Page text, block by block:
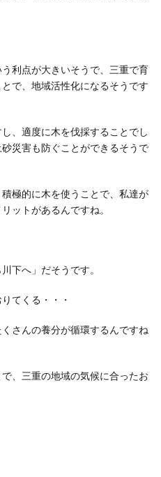
利点が大きいそうで、三重で育
で、地域活性化になるそうです
、適度に木を伐採することでし
災害も防ぐことができるそうで
極的に木を使うことで、私達が
ットがあるんですね。
下へ」だそうです。
てくる・・・
さんの養分が循環するんですね
、三重の地域の気候に合ったお